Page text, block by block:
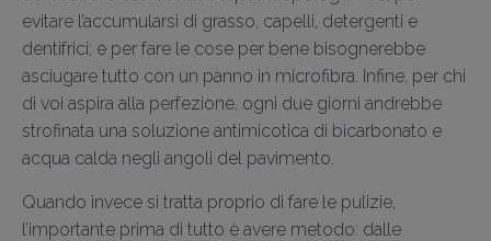
evitare l’accumularsi di grasso, capelli, detergenti e
dentifrici; e per fare le cose per bene bisognerebbe
asciugare tutto con un panno in microfibra. Infine, per chi
di voi aspira alla perfezione, ogni due giorni andrebbe
strofinata una soluzione antimicotica di bicarbonato e
acqua calda negli angoli del pavimento.
Quando invece si tratta proprio di fare le pulizie,
l’importante prima di tutto è avere metodo: dalle